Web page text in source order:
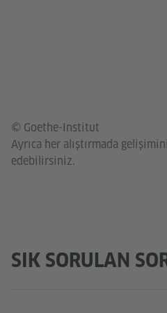
© Goethe-Institut
Ayrıca her alıştırmada
edebilirsiniz.
SIK SORULAN